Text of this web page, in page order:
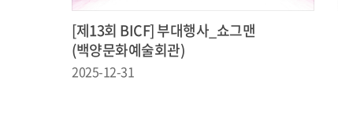
[제13회 BICF] 부대행사_쇼그맨
(백양문화예술회관)
2025-12-31